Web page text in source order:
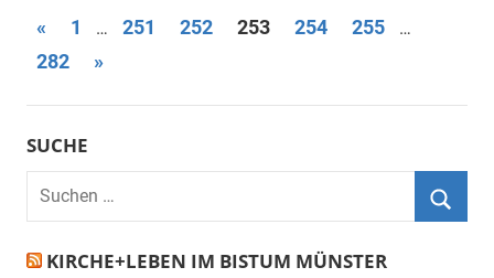
Seitennummerierung
der
Beiträge
« Vorherige
Beiträge
1 … 251 252 253 254 255 …
282
Nächste
»
SUCHE
Suchen
nach:
KIRCHE+LEBEN IM BISTUM MÜNSTER